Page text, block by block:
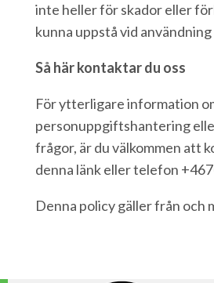
inte heller för skador eller
kunna uppstå vid användning
Så här kontaktar du oss
För ytterligare information
personuppgiftshantering
frågor, är du välkommen att
denna länk eller telefon
Denna policy gäller från och